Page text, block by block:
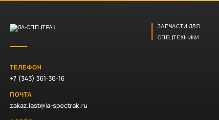
ЗАПЧАСТИ ДЛЯ
СПЕЦТЕХНИКИ
ТЕЛЕФОН
+7 (343) 361-36-16
ПОЧТА
zakaz.last@la-spectrak.ru